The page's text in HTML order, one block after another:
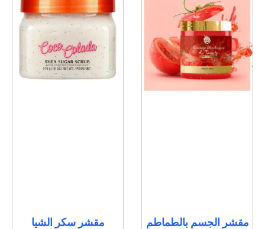
مقشر الجسم بالطماطم مقشر سكر الشيا